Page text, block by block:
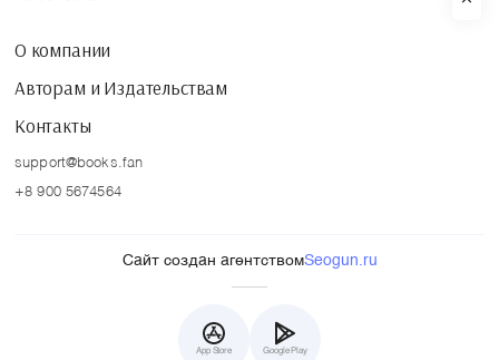
О компании
Авторам и Издательствам
Контакты
support@books.fan
+8 900 5674564
Сайт создан агентствомSeogun.ru
App Store Google Play